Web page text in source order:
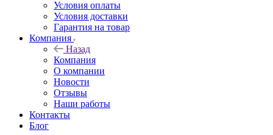
Условия оплаты
Условия доставки
Гарантия на товар
Компания
Назад
Компания
О компании
Новости
Отзывы
Наши работы
Контакты
Блог